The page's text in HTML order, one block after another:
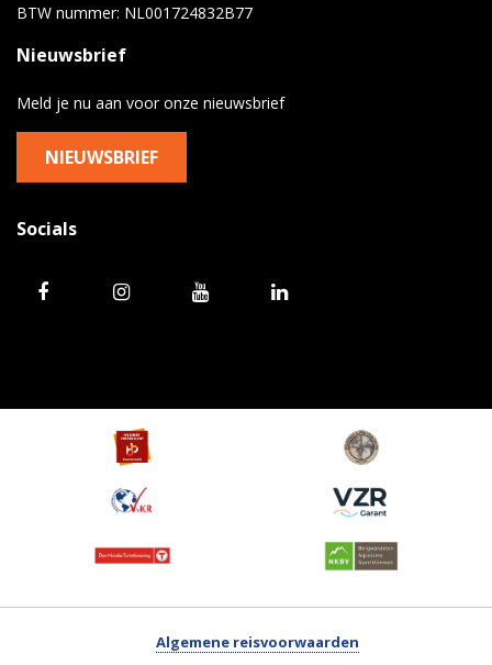
BTW nummer: NL001724832B77
Nieuwsbrief
Meld je nu aan voor onze nieuwsbrief
NIEUWSBRIEF
Socials
Algemene reisvoorwaarden